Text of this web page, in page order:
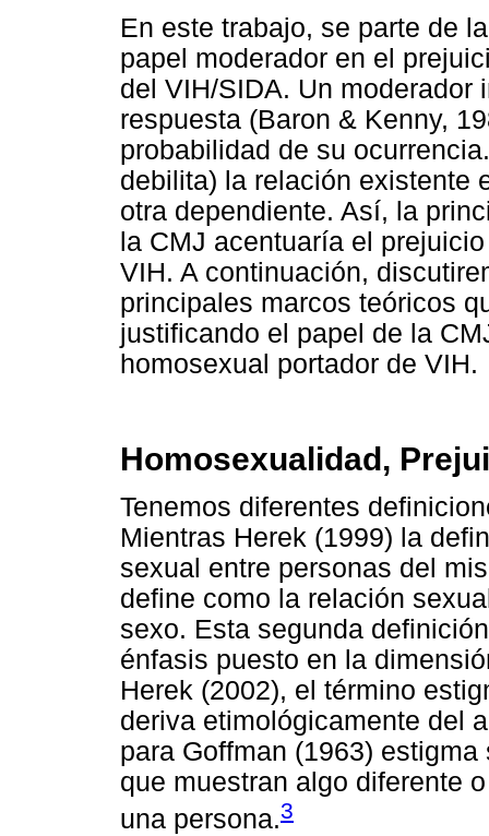
En este trabajo, se parte de
papel moderador en el
del VIH/SIDA. Un moderador
respuesta (Baron & Kenny,
probabilidad de su
debilita) la relación existente
otra dependiente. Así, la
la CMJ acentuaría el
VIH. A continuación,
principales marcos teóricos
justificando el papel de la
homosexual portador de VIH.
Homosexualidad,
Tenemos diferentes
Mientras Herek (1999) la
sexual entre personas del
define como la relación
sexo. Esta segunda
énfasis puesto en la
Herek (2002), el término
deriva etimológicamente del
para Goffman (1963)
que muestran algo diferente
una persona.3